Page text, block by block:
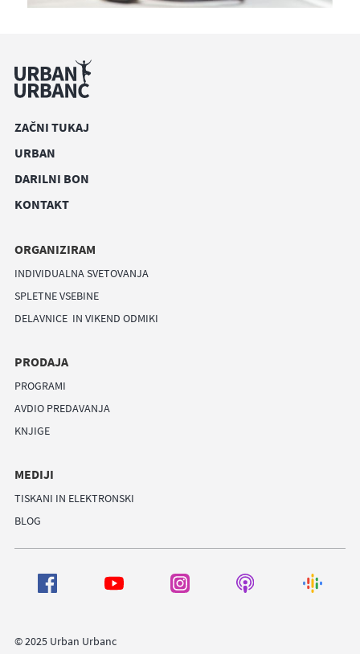
ZAČNI TUKAJ
URBAN
DARILNI BON
KONTAKT
ORGANIZIRAM
INDIVIDUALNA SVETOVANJA
SPLETNE VSEBINE
DELAVNICE IN VIKEND ODMIKI
PRODAJA
PROGRAMI
AVDIO PREDAVANJA
KNJIGE
MEDIJI
TISKANI IN ELEKTRONSKI
BLOG
© 2025 Urban Urbanc